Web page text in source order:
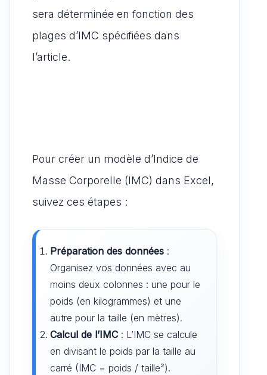
sera déterminée en fonction des
plages d’IMC spécifiées dans
l’article.
Pour créer un modèle d’Indice de
Masse Corporelle (IMC) dans Excel,
suivez ces étapes :
Préparation des données :
Organisez vos données avec au
moins deux colonnes : une pour le
poids (en kilogrammes) et une
autre pour la taille (en mètres).
Calcul de l’IMC: L’IMC se calcule
en divisant le poids par la taille au
carré (IMC = poids / taille²).